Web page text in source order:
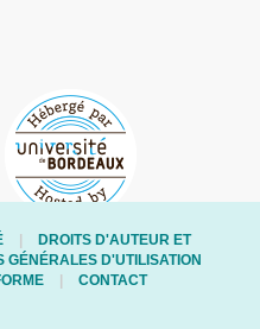
DROITS D'AUTEUR ET
GÉNÉRALES D'UTILISATION
CONTACT